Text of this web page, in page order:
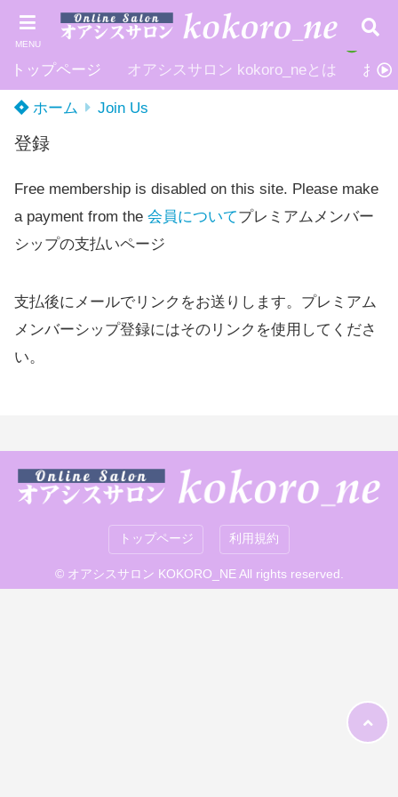
MENU
トップページ オアシスサロン kokoro_neとは お申
ホーム Join Us
登録
Free membership is disabled on this site. Please make
a payment from the 会員についてプレミアムメンバー
シップの支払いページ
支払後にメールでリンクをお送りします。プレミアム
メンバーシップ登録にはそのリンクを使用してくださ
い。
トップページ 利用規約
© オアシスサロン KOKORO_NE All rights reserved.